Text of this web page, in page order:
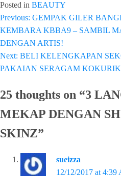
Posted in BEAUTY
Post
navigation
Previous: GEMPAK GILER
KEMBARA KBBA9 – SAMBIL
DENGAN ARTIS!
Next: BELI KELENGKAPAN
PAKAIAN SERAGAM
25 thoughts on “3
MEKAP DENGAN
SKINZ”
sueizza
12/12/2017 at 4:39